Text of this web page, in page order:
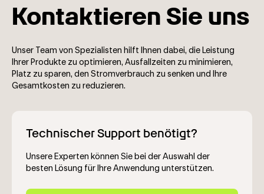
Kontaktieren Sie uns
Unser Team von Spezialisten hilft Ihnen dabei, die Leistung
Ihrer Produkte zu optimieren, Ausfallzeiten zu minimieren,
Platz zu sparen, den Stromverbrauch zu senken und Ihre
Gesamtkosten zu reduzieren.
Technischer Support benötigt?
Unsere Experten können Sie bei der Auswahl der
besten Lösung für Ihre Anwendung unterstützen.